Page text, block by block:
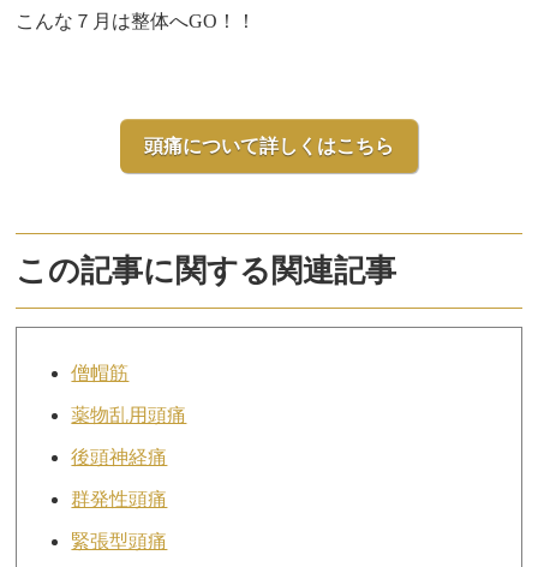
こんな７月は整体へGO！！
頭痛について詳しくはこちら
この記事に関する関連記事
僧帽筋
薬物乱用頭痛
後頭神経痛
群発性頭痛
緊張型頭痛